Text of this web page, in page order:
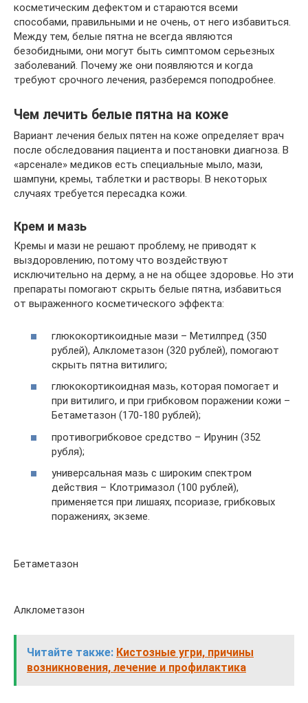
косметическим дефектом и стараются всеми
способами, правильными и не очень, от него избавиться.
Между тем, белые пятна не всегда являются
безобидными, они могут быть симптомом серьезных
заболеваний. Почему же они появляются и когда
требуют срочного лечения, разберемся поподробнее.
Чем лечить белые пятна на коже
Вариант лечения белых пятен на коже определяет врач
после обследования пациента и постановки диагноза. В
«арсенале» медиков есть специальные мыло, мази,
шампуни, кремы, таблетки и растворы. В некоторых
случаях требуется пересадка кожи.
Крем и мазь
Кремы и мази не решают проблему, не приводят к
выздоровлению, потому что воздействуют
исключительно на дерму, а не на общее здоровье. Но эти
препараты помогают скрыть белые пятна, избавиться
от выраженного косметического эффекта:
глюкокортикоидные мази – Метилпред (350
рублей), Алклометазон (320 рублей), помогают
скрыть пятна витилиго;
глюкокортикоидная мазь, которая помогает и
при витилиго, и при грибковом поражении кожи –
Бетаметазон (170-180 рублей);
противогрибковое средство – Ирунин (352
рубля);
универсальная мазь с широким спектром
действия – Клотримазол (100 рублей),
применяется при лишаях, псориазе, грибковых
поражениях, экземе.
Бетаметазон
Алклометазон
Читайте также: Кистозные угри, причины
возникновения, лечение и профилактика